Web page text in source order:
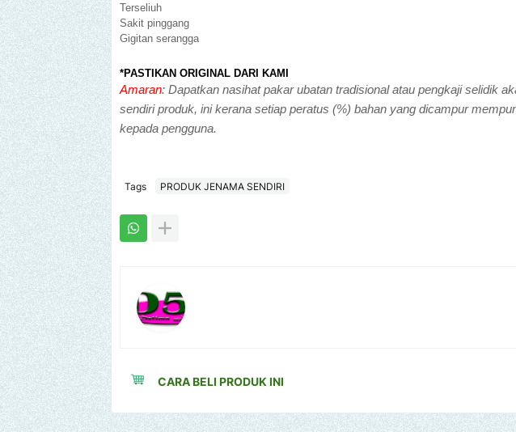
Terseliuh
Sakit pinggang
Gigitan serangga
*PASTIKAN ORIGINAL DARI KAMI
Amaran: Dapatkan nasihat pakar ubatan tradisional atau pengkaji selidik
sendiri produk, ini kerana setiap peratus (%) bahan yang dicampur
kepada pengguna.
Tags PRODUK JENAMA SENDIRI
CARA BELI PRODUK INI